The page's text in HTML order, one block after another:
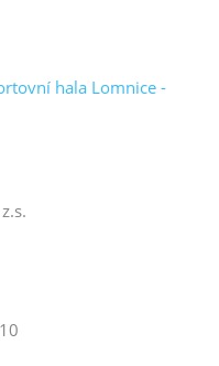
hala Lomnice -